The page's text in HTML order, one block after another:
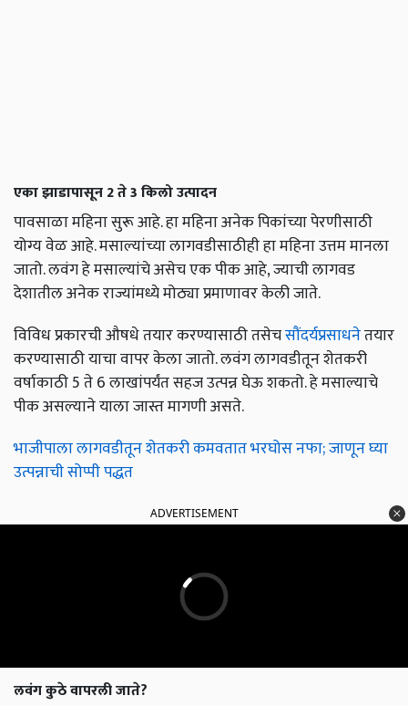
एका झाडापासून 2 ते 3 किलो उत्पादन
पावसाळा महिना सुरू आहे. हा महिना अनेक पिकांच्या पेरणीसाठी
योग्य वेळ आहे. मसाल्यांच्या लागवडीसाठीही हा महिना उत्तम मानला
जातो. लवंग हे मसाल्यांचे असेच एक पीक आहे, ज्याची लागवड
देशातील अनेक राज्यांमध्ये मोठ्या प्रमाणावर केली जाते.
विविध प्रकारची औषधे तयार करण्यासाठी तसेचसौंदर्यप्रसाधनेतयार
करण्यासाठी याचा वापर केला जातो. लवंग लागवडीतून शेतकरी
वर्षाकाठी 5 ते 6 लाखांपर्यंत सहज उत्पन्न घेऊ शकतो. हे मसाल्याचे
पीक असल्याने याला जास्त मागणी असते.
भाजीपाला लागवडीतून शेतकरी कमवतात भरघोस नफा; जाणून घ्या
उत्पन्नाची सोप्पी पद्धत
ADVERTISEMENT
लवंग कुठे वापरली जाते?